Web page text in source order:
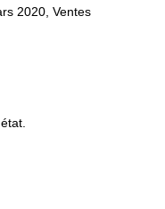
2020, Ventes